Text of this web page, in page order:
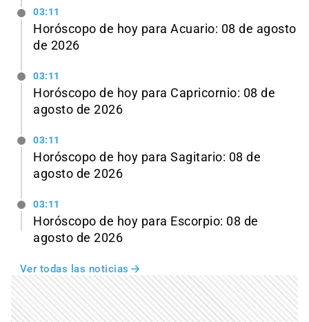
03:11
Horóscopo de hoy para Acuario: 08 de agosto
de 2026
03:11
Horóscopo de hoy para Capricornio: 08 de
agosto de 2026
03:11
Horóscopo de hoy para Sagitario: 08 de
agosto de 2026
03:11
Horóscopo de hoy para Escorpio: 08 de
agosto de 2026
Ver todas las noticias